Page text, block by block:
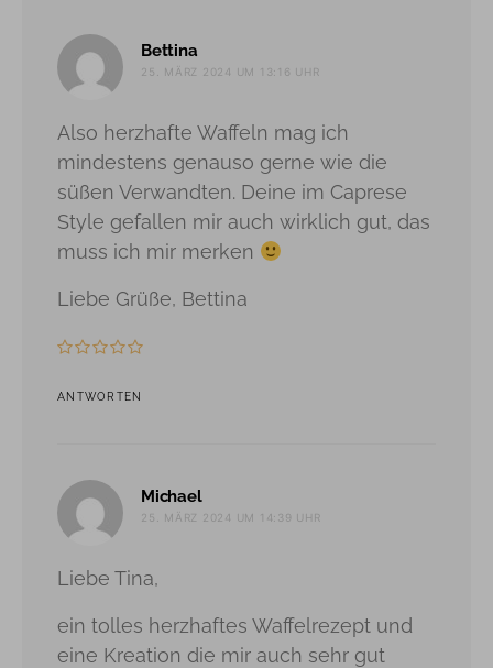
Bettina
25. MÄRZ 2024 UM 13:16 UHR
Also herzhafte Waffeln mag ich
mindestens genauso gerne wie die
süßen Verwandten. Deine im Caprese
Style gefallen mir auch wirklich gut, das
muss ich mir merken
Liebe Grüße, Bettina
ANTWORTEN
Michaelsagt:
25. MÄRZ 2024 UM 14:39 UHR
Liebe Tina,
ein tolles herzhaftes Waffelrezept und
eine Kreation die mir auch sehr gut